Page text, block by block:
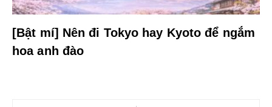
[Bật mí] Nên đi Tokyo hay Kyoto để ngắm
hoa anh đào